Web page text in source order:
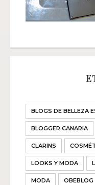
BLOGS DE BELLEZA
BLOGGER CANARIA
CLARINS
LOOKS Y MODA
MODA